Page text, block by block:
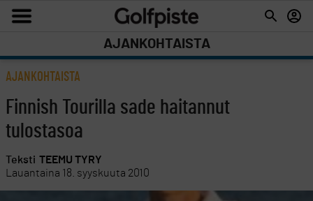
AJANKOHTAISTA
AJANKOHTAISTA
Finnish Tourilla sade haitannut
tulostasoa
Teksti TEEMU TYRY
Lauantaina 18. syyskuuta 2010